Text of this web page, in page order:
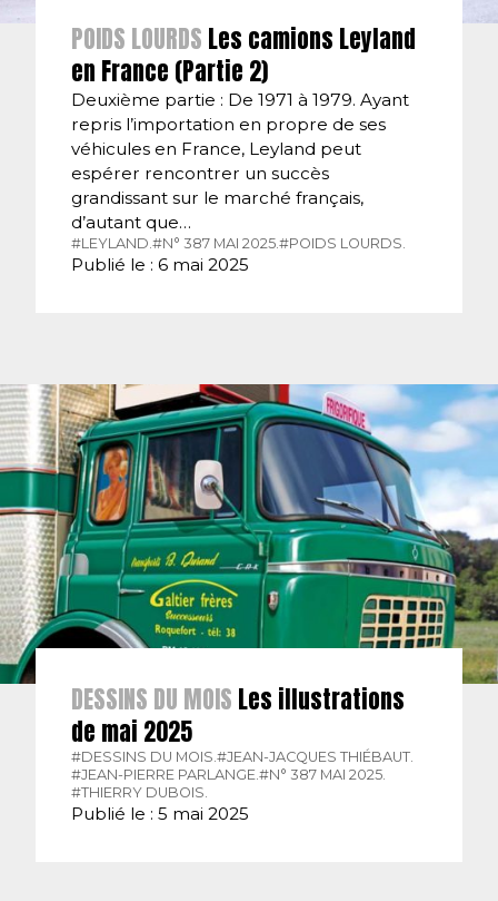
POIDS LOURDS Les camions Leyland
en France (Partie 2)
Deuxième partie : De 1971 à 1979. Ayant
repris l’importation en propre de ses
véhicules en France, Leyland peut
espérer rencontrer un succès
grandissant sur le marché français,
d’autant que…
#LEYLAND. #N° 387 MAI 2025. #POIDS LOURDS.
Publié le : 6 mai 2025
DESSINS DU MOIS Les illustrations
de mai 2025
#DESSINS DU MOIS. #JEAN-JACQUES THIÉBAUT.
#JEAN-PIERRE PARLANGE. #N° 387 MAI 2025.
#THIERRY DUBOIS.
Publié le : 5 mai 2025